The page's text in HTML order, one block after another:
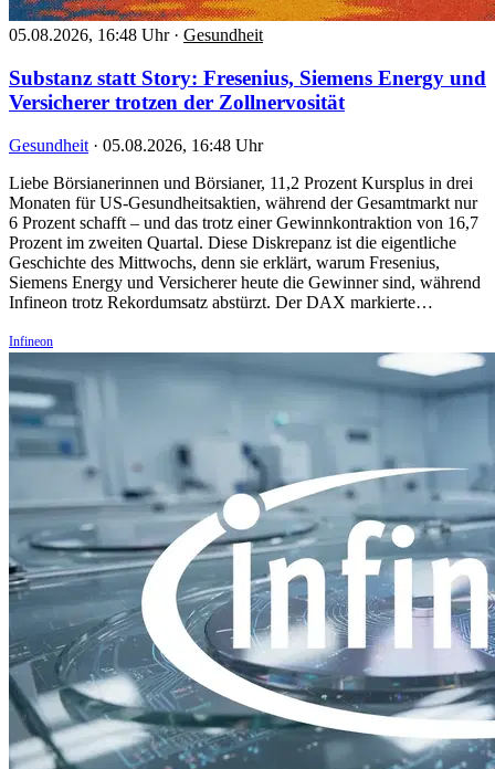
05.08.2026, 16:48 Uhr · Gesundheit
Substanz statt Story: Fresenius, Siemens Energy und
Versicherer trotzen der Zollnervosität
Gesundheit · 05.08.2026, 16:48 Uhr
Liebe Börsianerinnen und Börsianer, 11,2 Prozent Kursplus in drei
Monaten für US-Gesundheitsaktien, während der Gesamtmarkt nur
6 Prozent schafft – und das trotz einer Gewinnkontraktion von 16,7
Prozent im zweiten Quartal. Diese Diskrepanz ist die eigentliche
Geschichte des Mittwochs, denn sie erklärt, warum Fresenius,
Siemens Energy und Versicherer heute die Gewinner sind, während
Infineon trotz Rekordumsatz abstürzt. Der DAX markierte…
Infineon